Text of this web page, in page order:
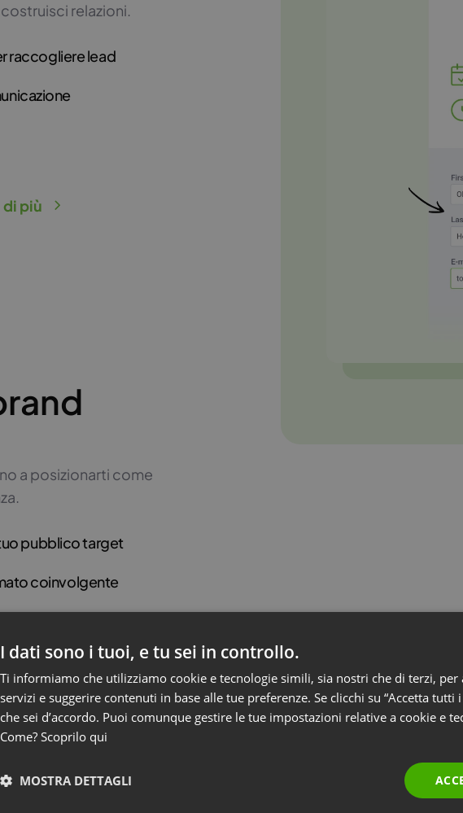
relazioni.
raccogliere lead
più
a posizionarti come
pubblico target
coinvolgente
contenuti
più
I dati sono i tuoi, e tu sei in controllo.
Ti informiamo che utilizziamo cookie e tecnologie simili, sia nostri che di terzi, per
servizi e suggerire contenuti in base alle tue preferenze. Se clicchi su “Accetta tutti
che sei d’accordo. Puoi comunque gestire le tue impostazioni relative a cookie e
Come? Scoprilo qui
MOSTRA DETTAGLI